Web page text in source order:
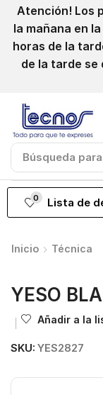
Atención! Los
la mañana en
horas de la
de la tarde se
Búsqueda para
0 Lista de
Inicio Técnica
YESO
Añadir a la
SKU: YES2827